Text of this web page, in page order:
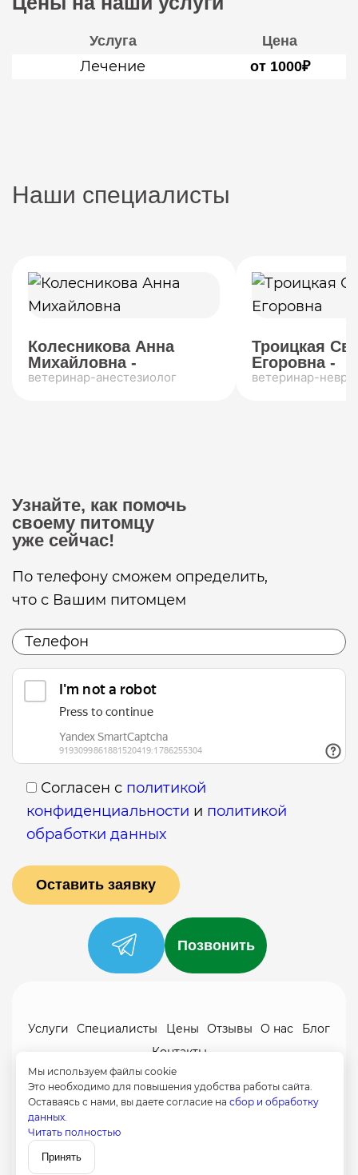
Услуга Цена
Лечение от 1000₽
Наши специалисты
Колесникова Анна
Михайловна -
ветеринар-анестезиолог
Троицкая
Егоровна -
ветеринар-
Узнайте, как помочь
своему питомцу
уже сейчас!
По телефону сможем определить,
что с Вашим питомцем
Согласен с политикой
конфиденциальности и политикой
обработки данных
Мы используем файлы cookie
Это необходимо для повышения удобства работы сайта.
Оставаясь с нами, вы даете согласие на сбор и обработку
данных.
Читать полностью
Принять
Позвонить
Услуги Специалисты Цены Отзывы О нас
Блог
Контакты
Политика конфиденциальности
Согласие на обработку
+7 (958) 795-61-54
Путилково